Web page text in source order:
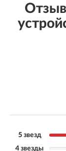
5 звезд
4 звезды